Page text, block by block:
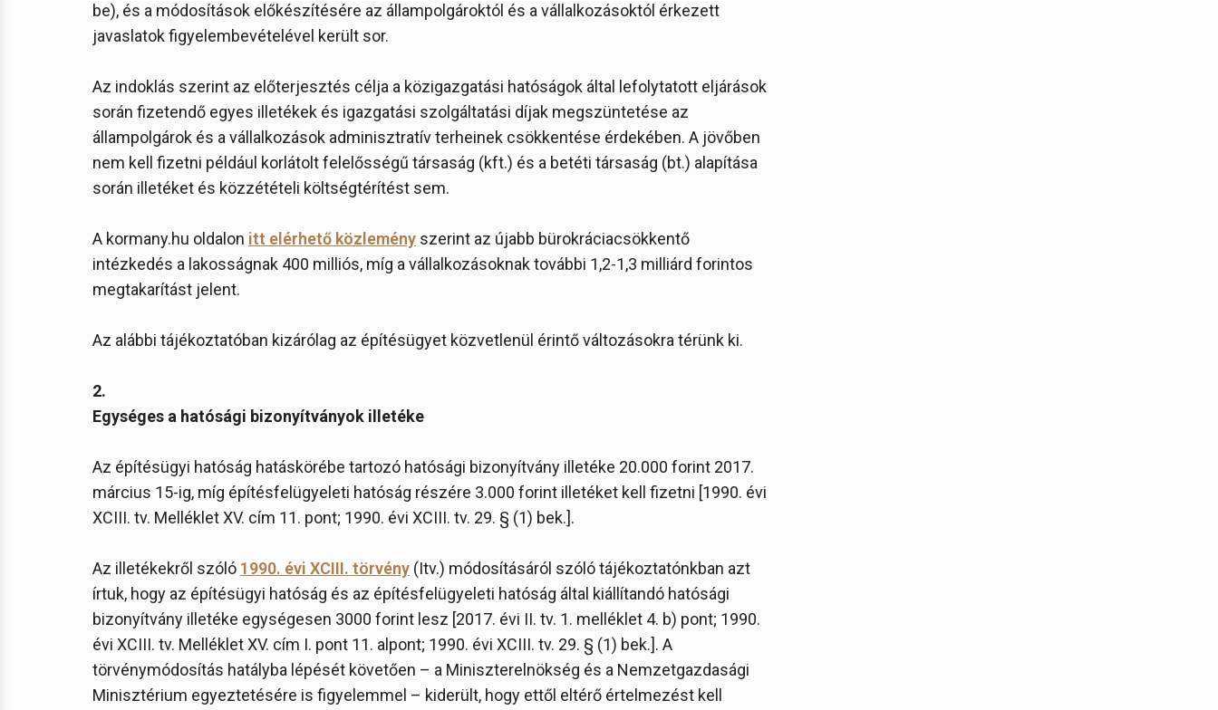
be), és a módosítások előkészítésére az állampolgároktól és a vállalkozásoktól érkezett
javaslatok figyelembevételével került sor.
Az indoklás szerint az előterjesztés célja a közigazgatási hatóságok által lefolytatott eljárások
során fizetendő egyes illetékek és igazgatási szolgáltatási díjak megszüntetése az
állampolgárok és a vállalkozások adminisztratív terheinek csökkentése érdekében. A jövőben
nem kell fizetni például korlátolt felelősségű társaság (kft.) és a betéti társaság (bt.) alapítása
során illetéket és közzétételi költségtérítést sem.
A kormany.hu oldalon itt elérhető közlemény szerint az újabb bürokráciacsökkentő
intézkedés a lakosságnak 400 milliós, míg a vállalkozásoknak további 1,2-1,3 milliárd forintos
megtakarítást jelent.
Az alábbi tájékoztatóban kizárólag az építésügyet közvetlenül érintő változásokra térünk ki.
2.
Egységes a hatósági bizonyítványok illetéke
Az építésügyi hatóság hatáskörébe tartozó hatósági bizonyítvány illetéke 20.000 forint 2017.
március 15-ig, míg építésfelügyeleti hatóság részére 3.000 forint illetéket kell fizetni [1990. évi
XCIII. tv. Melléklet XV. cím 11. pont; 1990. évi XCIII. tv. 29. § (1) bek.].
Az illetékekről szóló 1990. évi XCIII. törvény (Itv.) módosításáról szóló tájékoztatónkban azt
írtuk, hogy az építésügyi hatóság és az építésfelügyeleti hatóság által kiállítandó hatósági
bizonyítvány illetéke egységesen 3000 forint lesz [2017. évi II. tv. 1. melléklet 4. b) pont; 1990.
évi XCIII. tv. Melléklet XV. cím I. pont 11. alpont; 1990. évi XCIII. tv. 29. § (1) bek.]. A
törvénymódosítás hatályba lépését követően – a Miniszterelnökség és a Nemzetgazdasági
Minisztérium egyeztetésére is figyelemmel – kiderült, hogy ettől eltérő értelmezést kell